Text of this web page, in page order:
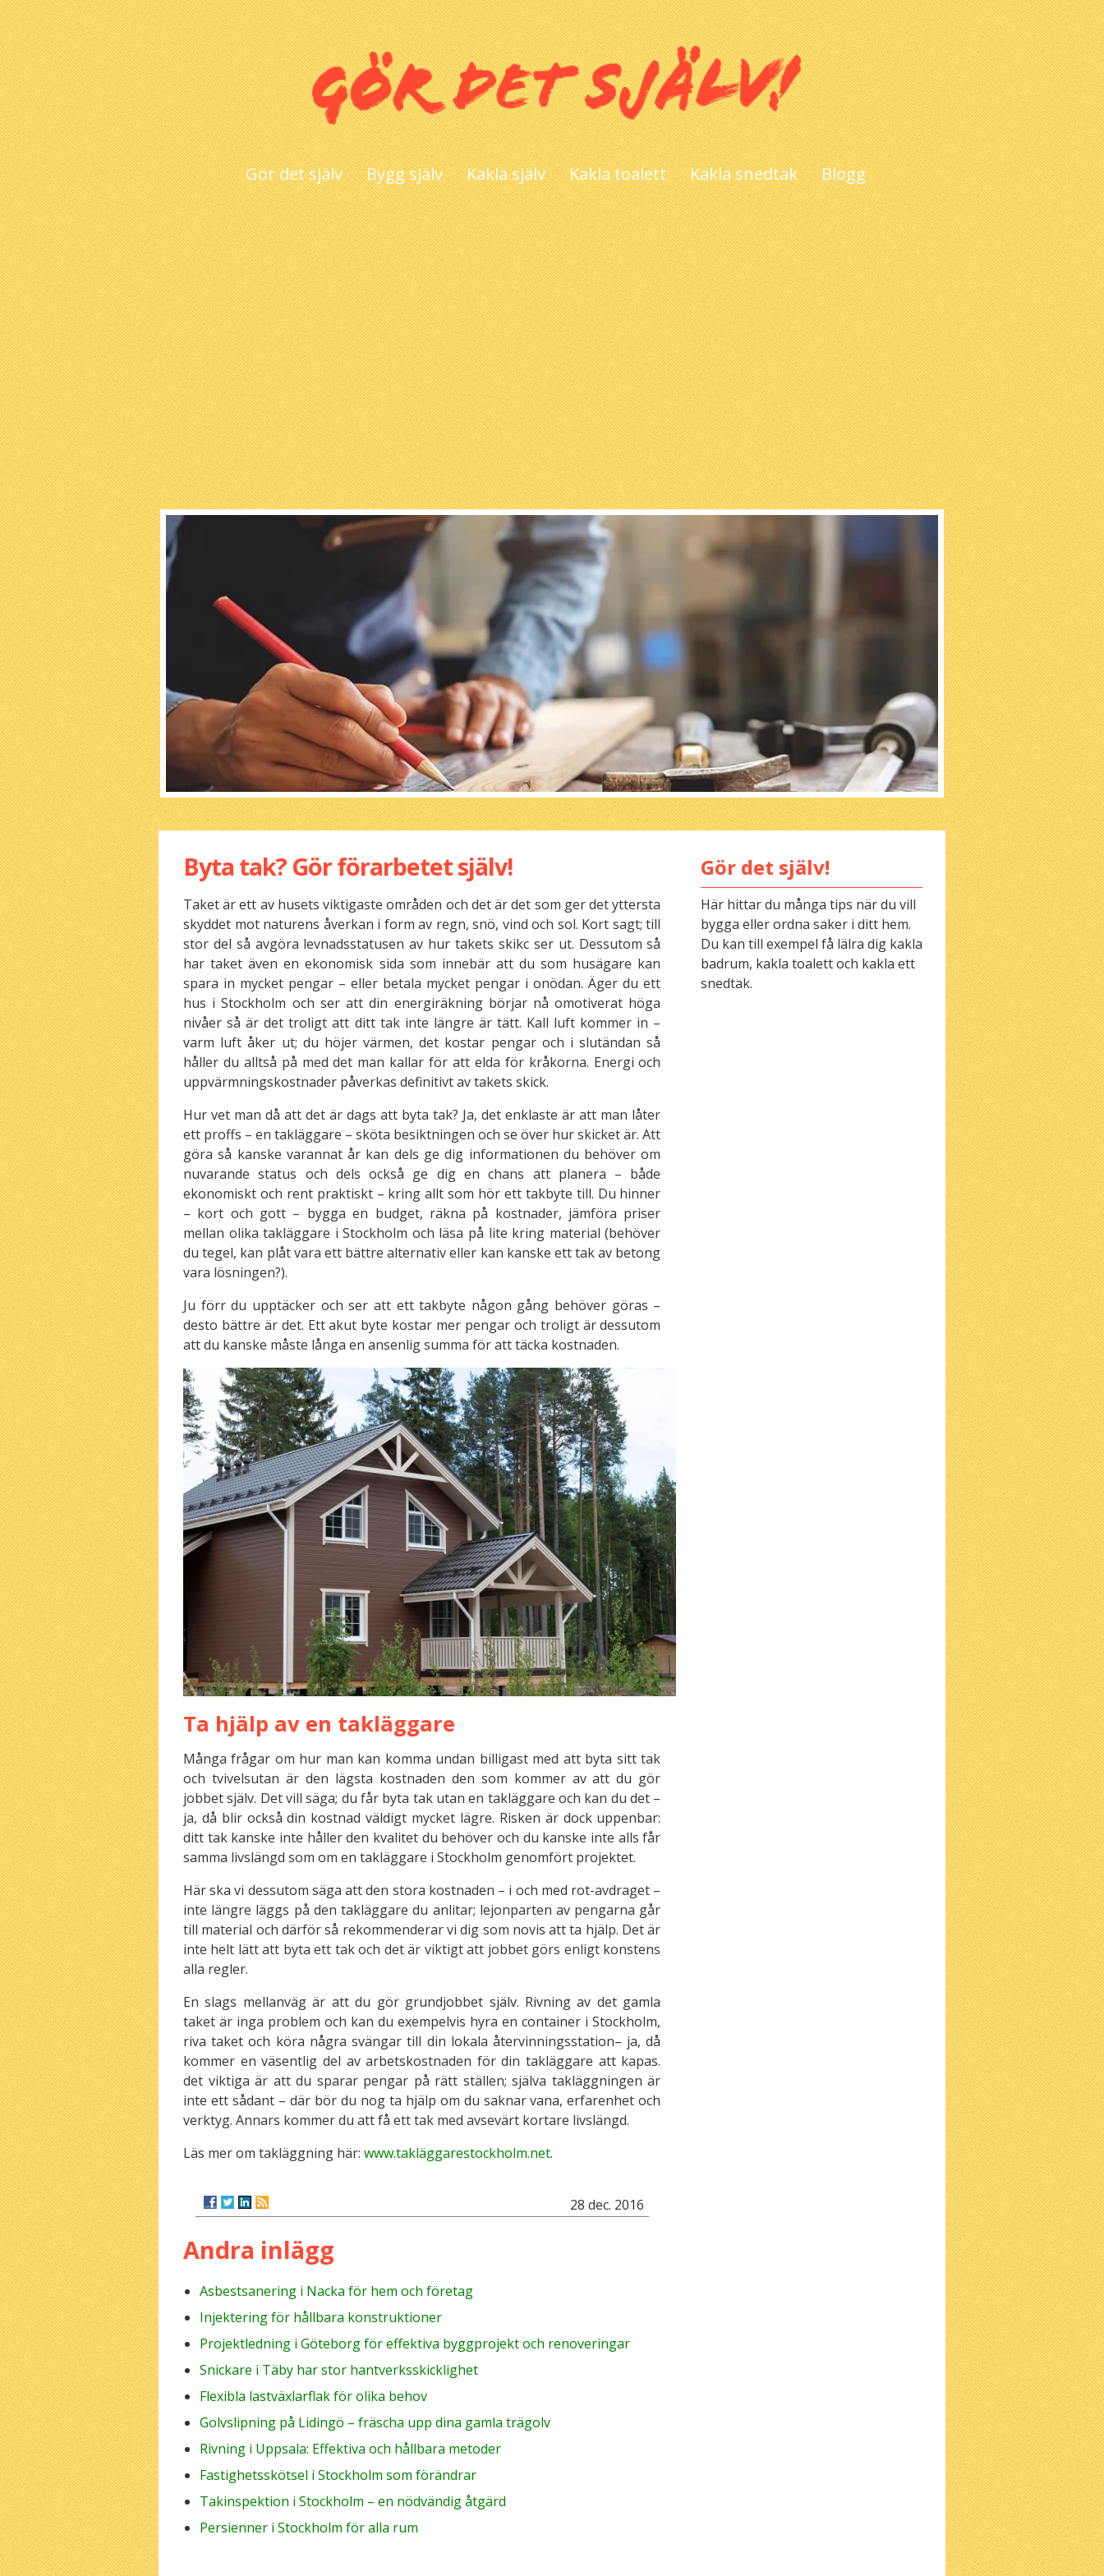
Gör det själv Bygg själv Kakla själv Kakla toalett Kakla snedtak Blogg
Byta tak? Gör förarbetet själv!
Taket är ett av husets viktigaste områden och det är det som ger det yttersta
skyddet mot naturens åverkan i form av regn, snö, vind och sol. Kort sagt; till
stor del så avgöra levnadsstatusen av hur takets skikc ser ut. Dessutom så
har taket även en ekonomisk sida som innebär att du som husägare kan
spara in mycket pengar – eller betala mycket pengar i onödan. Äger du ett
hus i Stockholm och ser att din energiräkning börjar nå omotiverat höga
nivåer så är det troligt att ditt tak inte längre är tätt. Kall luft kommer in –
varm luft åker ut; du höjer värmen, det kostar pengar och i slutändan så
håller du alltså på med det man kallar för att elda för kråkorna. Energi och
uppvärmningskostnader påverkas definitivt av takets skick.
Hur vet man då att det är dags att byta tak? Ja, det enklaste är att man låter
ett proffs – en takläggare – sköta besiktningen och se över hur skicket är. Att
göra så kanske varannat år kan dels ge dig informationen du behöver om
nuvarande status och dels också ge dig en chans att planera – både
ekonomiskt och rent praktiskt – kring allt som hör ett takbyte till. Du hinner
– kort och gott – bygga en budget, räkna på kostnader, jämföra priser
mellan olika takläggare i Stockholm och läsa på lite kring material (behöver
du tegel, kan plåt vara ett bättre alternativ eller kan kanske ett tak av betong
vara lösningen?).
Ju förr du upptäcker och ser att ett takbyte någon gång behöver göras –
desto bättre är det. Ett akut byte kostar mer pengar och troligt är dessutom
att du kanske måste långa en ansenlig summa för att täcka kostnaden.
Ta hjälp av en takläggare
Många frågar om hur man kan komma undan billigast med att byta sitt tak
och tvivelsutan är den lägsta kostnaden den som kommer av att du gör
jobbet själv. Det vill säga; du får byta tak utan en takläggare och kan du det –
ja, då blir också din kostnad väldigt mycket lägre. Risken är dock uppenbar:
ditt tak kanske inte håller den kvalitet du behöver och du kanske inte alls får
samma livslängd som om en takläggare i Stockholm genomfört projektet.
Här ska vi dessutom säga att den stora kostnaden – i och med rot-avdraget –
inte längre läggs på den takläggare du anlitar; lejonparten av pengarna går
till material och därför så rekommenderar vi dig som novis att ta hjälp. Det är
inte helt lätt att byta ett tak och det är viktigt att jobbet görs enligt konstens
alla regler.
En slags mellanväg är att du gör grundjobbet själv. Rivning av det gamla
taket är inga problem och kan du exempelvis hyra en container i Stockholm,
riva taket och köra några svängar till din lokala återvinningsstation– ja, då
kommer en väsentlig del av arbetskostnaden för din takläggare att kapas.
det viktiga är att du sparar pengar på rätt ställen; själva takläggningen är
inte ett sådant – där bör du nog ta hjälp om du saknar vana, erfarenhet och
verktyg. Annars kommer du att få ett tak med avsevärt kortare livslängd.
Läs mer om takläggning här: www.takläggarestockholm.net.
28 dec. 2016
Andra inlägg
Asbestsanering i Nacka för hem och företag
Injektering för hållbara konstruktioner
Projektledning i Göteborg för effektiva byggprojekt och renoveringar
Snickare i Täby har stor hantverksskicklighet
Flexibla lastväxlarflak för olika behov
Golvslipning på Lidingö – fräscha upp dina gamla trägolv
Rivning i Uppsala: Effektiva och hållbara metoder
Fastighetsskötsel i Stockholm som förändrar
Takinspektion i Stockholm – en nödvändig åtgärd
Persienner i Stockholm för alla rum
Gör det själv!
Här hittar du många tips när du vill
bygga eller ordna saker i ditt hem.
Du kan till exempel få lälra dig kakla
badrum, kakla toalett och kakla ett
snedtak.